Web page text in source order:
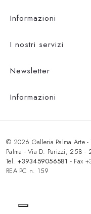
Informazioni
I nostri servizi
Newsletter
Informazioni
© 2026 Galleria Palma Arte -
Palma - Via D. Parizzi, 258 -
Tel. +393459056581 - Fax
REA PC n. 159